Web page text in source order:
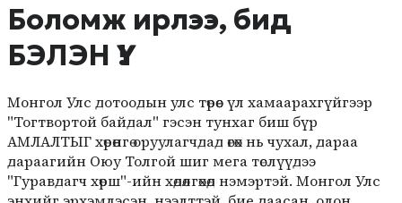
Боломж ирлээ, бид
БЭЛЭН ҮҮ!
Монгол Улс дотоодын улс төрөөс үл хамаарахгүйгээр
"Тогтвортой байдал" гэсэн тунхаг биш бүр
АМЛАЛТЫГ хөрөнгө оруулагчдад өгөх нь чухал, дараа
дараагийн Оюу Толгой шиг мега төслүүдээ
"Гуравдагч хөрш"-ийн хөдөлгөхөд нэмэртэй. Монгол Улс